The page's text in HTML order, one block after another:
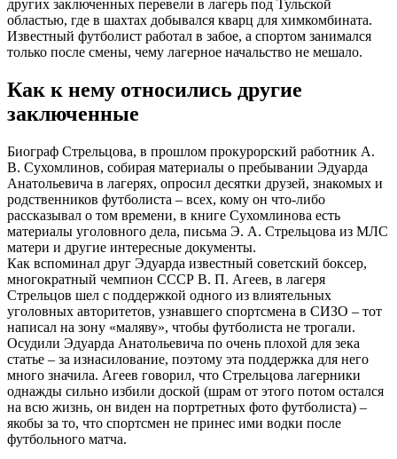
других заключенных перевели в лагерь под Тульской
областью, где в шахтах добывался кварц для химкомбината.
Известный футболист работал в забое, а спортом занимался
только после смены, чему лагерное начальство не мешало.
Как к нему относились другие
заключенные
Биограф Стрельцова, в прошлом прокурорский работник А.
В. Сухомлинов, собирая материалы о пребывании Эдуарда
Анатольевича в лагерях, опросил десятки друзей, знакомых и
родственников футболиста – всех, кому он что-либо
рассказывал о том времени, в книге Сухомлинова есть
материалы уголовного дела, письма Э. А. Стрельцова из МЛС
матери и другие интересные документы.
Как вспоминал друг Эдуарда известный советский боксер,
многократный чемпион СССР В. П. Агеев, в лагеря
Стрельцов шел с поддержкой одного из влиятельных
уголовных авторитетов, узнавшего спортсмена в СИЗО – тот
написал на зону «маляву», чтобы футболиста не трогали.
Осудили Эдуарда Анатольевича по очень плохой для зека
статье – за изнасилование, поэтому эта поддержка для него
много значила. Агеев говорил, что Стрельцова лагерники
однажды сильно избили доской (шрам от этого потом остался
на всю жизнь, он виден на портретных фото футболиста) –
якобы за то, что спортсмен не принес ими водки после
футбольного матча.